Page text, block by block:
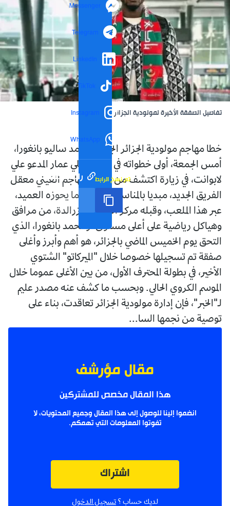
Messenger
Telegram
LinkedIn
TikTok
Instagram
WhatsApp
رابط مختصر تم نسخ الرابط
تفاصيل الصفقة الأخيرة لمولودية الجزائر
خطا مهاجم مولودية الجزائر الجديد، محمد ساليو بانغورا،
أمس الجمعة، أولى خطواته في ملعب علي عمار المدعو علي
لابوانت، في زيارة اكتشف من خلالها المهاجم الغيني معقل
الفريق الجديد، مبديا بالمناسبة انبهاره بما يحوزه العميد،
عبر هذا الملعب، وقبله مركز التدريب بزرالدة، من مرافق
وهياكل رياضية على أعلى مستوى. ومحمد بانغورا، الذي
التحق يوم الخميس الماضي بالجزائر، هو أهم وأبرز وأغلى
صفقة تم تسجيلها خصوصا خلال "الميركاتو" الشتوي
الأخير، في بطولة المحترف الأول، من بين الأغلى عموما خلال
الموسم الكروي الحالي. وبحسب ما كشف عنه مصدر عليم
لـ"الخبر"، فإن إدارة مولودية الجزائر تعاقدت، بناء على
توصية من نجمها السا...
مقال مؤرشف
هذا المقال مخصص للمشتركين
انضموا إلينا للوصول إلى هذا المقال وجميع المحتويات، لا
تفوتوا المعلومات التي تهمكم.
اشتراك
لديك حساب ؟ تسجيل الدخول